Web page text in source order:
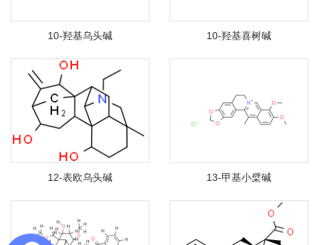
10-羟基乌头碱 10-羟基喜树碱
12-表欧乌头碱 13-甲基小檗碱